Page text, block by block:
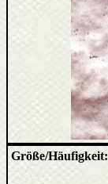
Größe/Häufigkeit: